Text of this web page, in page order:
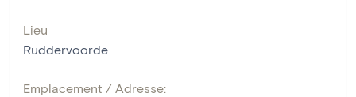
Lieu
Ruddervoorde
Emplacement / Adresse: